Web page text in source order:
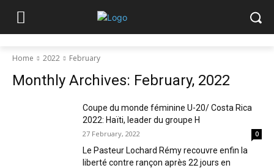
Home 2022 February
Monthly Archives: February, 2022
Coupe du monde féminine U-20/ Costa Rica
2022: Haïti, leader du groupe H
27 February, 2022 0
Le Pasteur Lochard Rémy recouvre enfin la
liberté contre rançon après 22 jours en